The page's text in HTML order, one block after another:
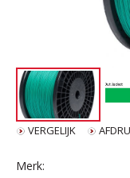
VERGELIJK
Merk: